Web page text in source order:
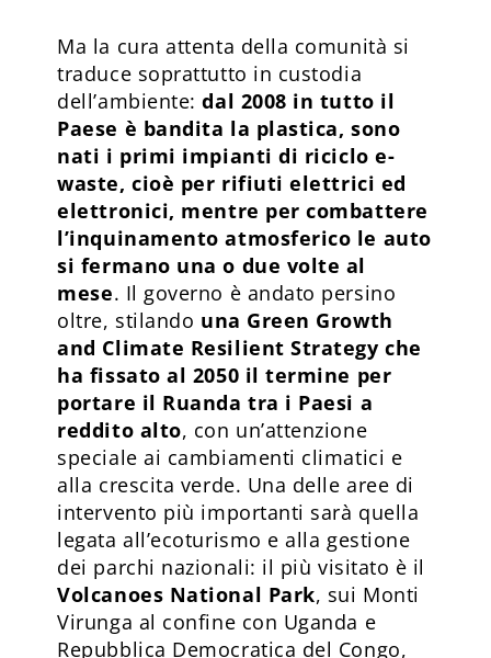
Ma la cura attenta della comunità si
traduce soprattutto in custodia
dell’ambiente:dal 2008 in tutto il
Paese è bandita la plastica, sono
nati i primi impianti di riciclo e-
waste, cioè per rifiuti elettrici ed
elettronici, mentre per combattere
l’inquinamento atmosferico le auto
si fermano una o due volte al
mese. Il governo è andato persino
oltre, stilando una Green Growth
and Climate Resilient Strategy che
ha fissato al 2050 il termine per
portare il Ruanda tra i Paesi a
reddito alto, con un’attenzione
speciale ai cambiamenti climatici e
alla crescita verde. Una delle aree di
intervento più importanti sarà quella
legata all’ecoturismo e alla gestione
dei parchi nazionali: il più visitato è il
Volcanoes National Park, sui Monti
Virunga al confine con Uganda e
Repubblica Democratica del Congo,